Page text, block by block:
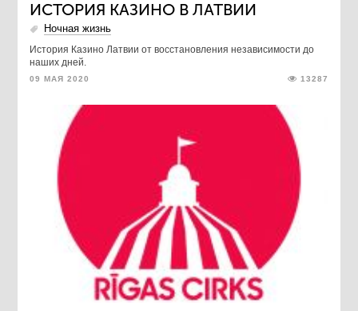
ИСТОРИЯ КАЗИНО В ЛАТВИИ
Ночная жизнь
История Казино Латвии от восстановления независимости до
наших дней.
09 МАЯ 2020 13287